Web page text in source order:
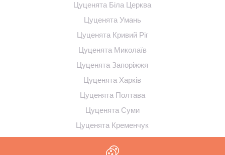
Цуценята Біла Церква
Цуценята Умань
Цуценята Кривий Ріг
Цуценята Миколаїв
Цуценята Запоріжжя
Цуценята Харків
Цуценята Полтава
Цуценята Суми
Цуценята Кременчук